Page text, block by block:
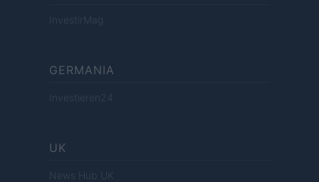
InvestirMag
GERMANIA
Investieren24
UK
News Hub UK